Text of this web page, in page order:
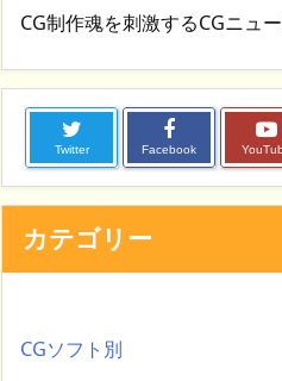
CG制作魂を刺激するCGニュ
Twitter Facebook
カテゴリー
CGソフト別